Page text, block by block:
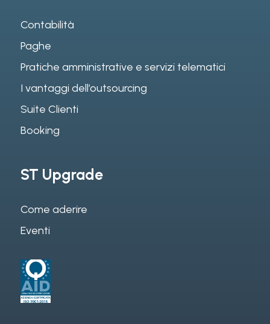
Contabilità
Paghe
Pratiche amministrative e servizi telematici
I vantaggi dell’outsourcing
Suite Clienti
Booking
ST Upgrade
Come aderire
Eventi